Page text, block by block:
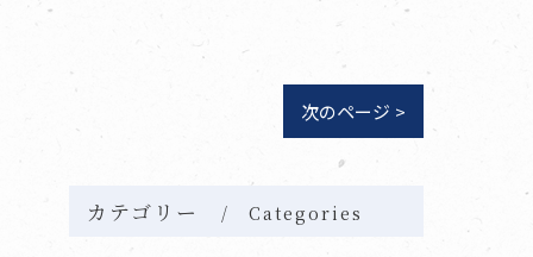
次のページ >
カテゴリー Categories